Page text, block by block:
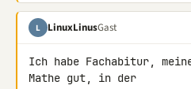
L LinuxLinusGast
Ich habe Fachabitur,
Mathe gut, in der